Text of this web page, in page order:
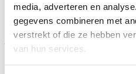
media, adverteren en
gegevens combineren met
verstrekt of die ze hebben
van hun services.
25/04/26
Een vijfde van de
jaren een andere invulling.Uit
detoekomstplannen voor de